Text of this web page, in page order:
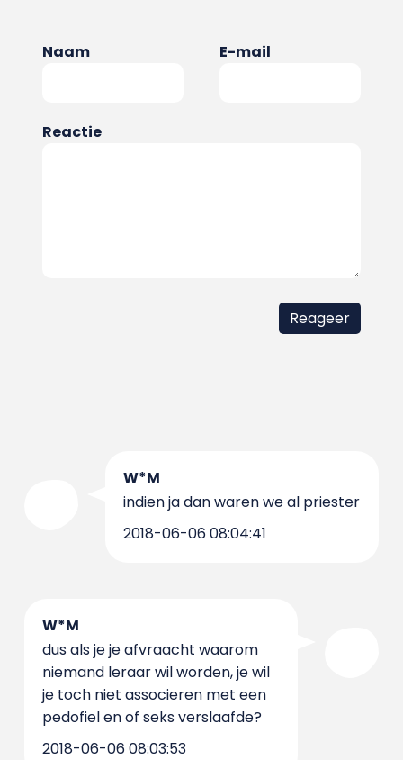
Naam E-mail
Reactie
W*M
indien ja dan waren we al priester
2018-06-06 08:04:41
W*M
dus als je je afvraacht waarom
niemand leraar wil worden, je wil
je toch niet associeren met een
pedofiel en of seks verslaafde?
2018-06-06 08:03:53